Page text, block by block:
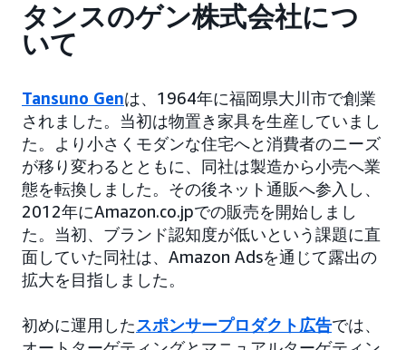
タンスのゲン株式会社につ
いて
Tansuno Genは、1964年に福岡県大川市で創業
されました。当初は物置き家具を生産していまし
た。より小さくモダンな住宅へと消費者のニーズ
が移り変わるとともに、同社は製造から小売へ業
態を転換しました。その後ネット通販へ参入し、
2012年にAmazon.co.jpでの販売を開始しまし
た。当初、ブランド認知度が低いという課題に直
面していた同社は、Amazon Adsを通じて露出の
拡大を目指しました。
初めに運用したスポンサープロダクト広告では、